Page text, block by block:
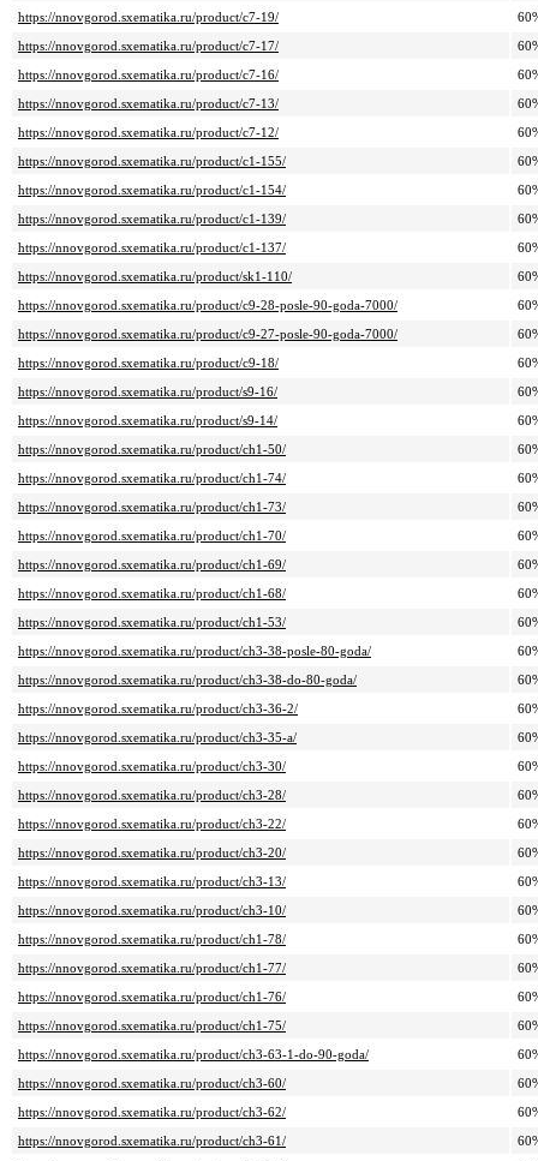
https://nnovgorod.sxematika.ru/product/c7-19/
https://nnovgorod.sxematika.ru/product/c7-17/
https://nnovgorod.sxematika.ru/product/c7-16/
https://nnovgorod.sxematika.ru/product/c7-13/
https://nnovgorod.sxematika.ru/product/c7-12/
https://nnovgorod.sxematika.ru/product/c1-155/
https://nnovgorod.sxematika.ru/product/c1-154/
https://nnovgorod.sxematika.ru/product/c1-139/
https://nnovgorod.sxematika.ru/product/c1-137/
https://nnovgorod.sxematika.ru/product/sk1-110/
https://nnovgorod.sxematika.ru/product/c9-28-posle-90-goda-7000/
https://nnovgorod.sxematika.ru/product/c9-27-posle-90-goda-7000/
https://nnovgorod.sxematika.ru/product/c9-18/
https://nnovgorod.sxematika.ru/product/s9-16/
https://nnovgorod.sxematika.ru/product/s9-14/
https://nnovgorod.sxematika.ru/product/ch1-50/
https://nnovgorod.sxematika.ru/product/ch1-74/
https://nnovgorod.sxematika.ru/product/ch1-73/
https://nnovgorod.sxematika.ru/product/ch1-70/
https://nnovgorod.sxematika.ru/product/ch1-69/
https://nnovgorod.sxematika.ru/product/ch1-68/
https://nnovgorod.sxematika.ru/product/ch1-53/
https://nnovgorod.sxematika.ru/product/ch3-38-posle-80-goda/
https://nnovgorod.sxematika.ru/product/ch3-38-do-80-goda/
https://nnovgorod.sxematika.ru/product/ch3-36-2/
https://nnovgorod.sxematika.ru/product/ch3-35-a/
https://nnovgorod.sxematika.ru/product/ch3-30/
https://nnovgorod.sxematika.ru/product/ch3-28/
https://nnovgorod.sxematika.ru/product/ch3-22/
https://nnovgorod.sxematika.ru/product/ch3-20/
https://nnovgorod.sxematika.ru/product/ch3-13/
https://nnovgorod.sxematika.ru/product/ch3-10/
https://nnovgorod.sxematika.ru/product/ch1-78/
https://nnovgorod.sxematika.ru/product/ch1-77/
https://nnovgorod.sxematika.ru/product/ch1-76/
https://nnovgorod.sxematika.ru/product/ch1-75/
https://nnovgorod.sxematika.ru/product/ch3-63-1-do-90-goda/
https://nnovgorod.sxematika.ru/product/ch3-60/
https://nnovgorod.sxematika.ru/product/ch3-62/
https://nnovgorod.sxematika.ru/product/ch3-61/